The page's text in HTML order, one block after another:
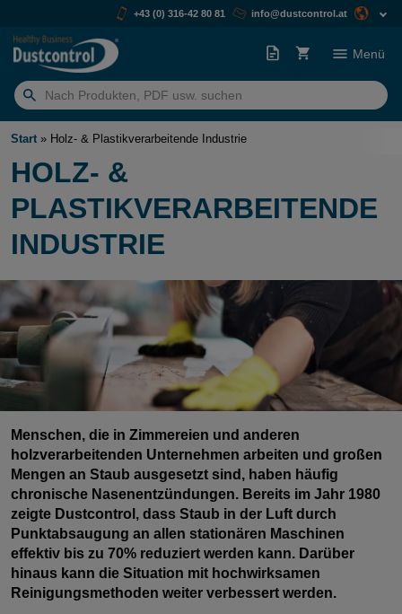
+43 (0) 316-42 80 81 info@dustcontrol.at
Suchen
nach:
Menü
Start » Holz- & Plastikverarbeitende Industrie
HOLZ- &
PLASTIKVERARBEITENDE
INDUSTRIE
Menschen, die in Zimmereien und anderen
holzverarbeitenden Unternehmen arbeiten und großen
Mengen an Staub ausgesetzt sind, haben häufig
chronische Nasenentzündungen. Bereits im Jahr 1980
zeigte Dustcontrol, dass Staub in der Luft durch
Punktabsaugung an allen stationären Maschinen
effektiv bis zu 70% reduziert werden kann. Darüber
hinaus kann die Situation mit hochwirksamen
Reinigungsmethoden weiter verbessert werden.